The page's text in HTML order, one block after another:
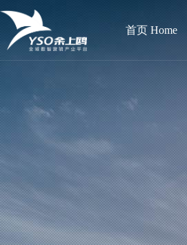
首页 Home